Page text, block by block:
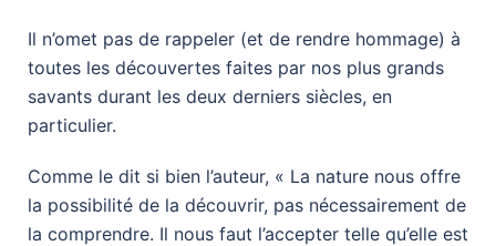
Il n’omet pas de rappeler (et de rendre hommage) à
toutes les découvertes faites par nos plus grands
savants durant les deux derniers siècles, en
particulier.
Comme le dit si bien l’auteur, « La nature nous offre
la possibilité de la découvrir, pas nécessairement de
la comprendre. Il nous faut l’accepter telle qu’elle est